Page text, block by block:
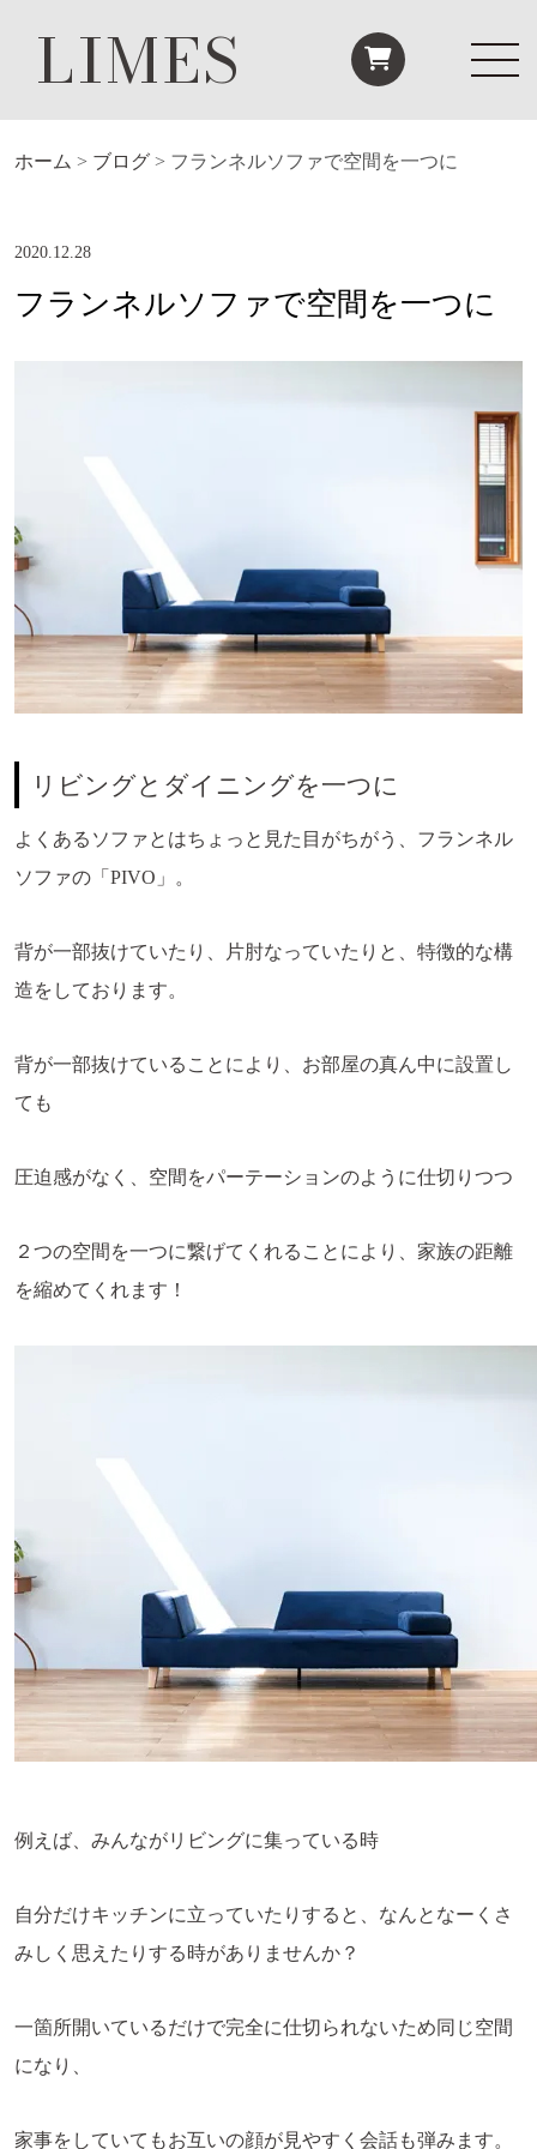
LIMES
ホーム > ブログ > フランネルソファで空間を一つに
2020.12.28
フランネルソファで空間を一つに
リビングとダイニングを一つに
よくあるソファとはちょっと見た目がちがう、フランネル
ソファの「PIVO」。
背が一部抜けていたり、片肘なっていたりと、特徴的な構
造をしております。
背が一部抜けていることにより、お部屋の真ん中に設置し
ても
圧迫感がなく、空間をパーテーションのように仕切りつつ
２つの空間を一つに繋げてくれることにより、家族の距離
を縮めてくれます！
例えば、みんながリビングに集っている時
自分だけキッチンに立っていたりすると、なんとなーくさ
みしく思えたりする時がありませんか？
一箇所開いているだけで完全に仕切られないため同じ空間
になり、
家事をしていてもお互いの顔が見やすく会話も弾みます。